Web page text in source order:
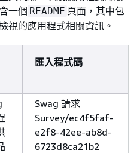
一個 README 頁面，其中包
視的應用程式相關資訊。
匯入程式碼
Swag 請求
Survey/ec4f5faf-
e2f8-42ee-ab8d-
6723d8ca21b2